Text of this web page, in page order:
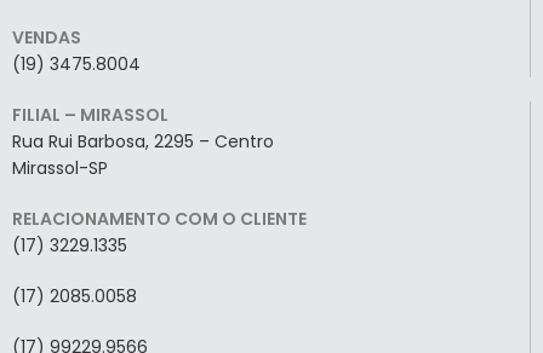
VENDAS
(19) 3475.8004
FILIAL – MIRASSOL
Rua Rui Barbosa, 2295 – Centro
Mirassol-SP
RELACIONAMENTO COM O CLIENTE
(17) 3229.1335
(17) 2085.0058
(17) 99229.9566